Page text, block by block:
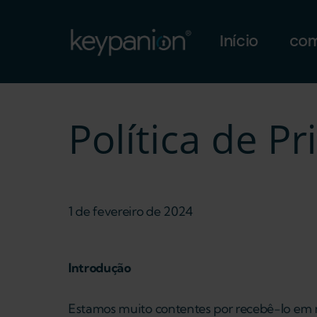
Início
Política de
1 de fevereiro de 2024
Introdução
Estamos muito contentes por recebê-lo em